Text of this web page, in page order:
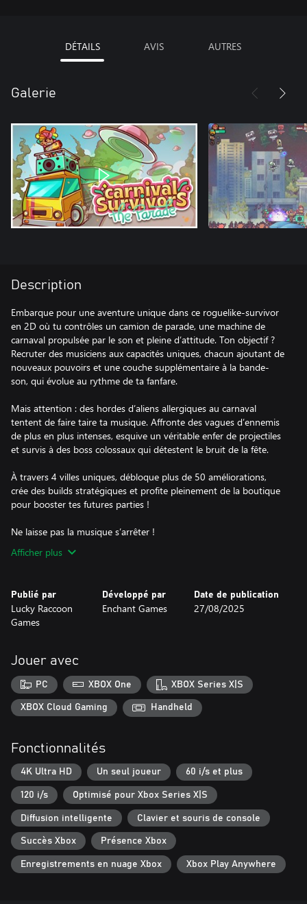
DÉTAILS AVIS AUTRES
Galerie
Description
Embarque pour une aventure unique dans ce roguelike-survivor
en 2D où tu contrôles un camion de parade, une machine de
carnaval propulsée par le son et pleine d’attitude. Ton objectif ?
Recruter des musiciens aux capacités uniques, chacun ajoutant de
nouveaux pouvoirs et une couche supplémentaire à la bande-
son, qui évolue au rythme de ta fanfare.
Mais attention : des hordes d’aliens allergiques au carnaval
tentent de faire taire ta musique. Affronte des vagues d’ennemis
de plus en plus intenses, esquive un véritable enfer de projectiles
et survis à des boss colossaux qui détestent le bruit de la fête.
À travers 4 villes uniques, débloque plus de 50 améliorations,
crée des builds stratégiques et profite pleinement de la boutique
pour booster tes futures parties !
Ne laisse pas la musique s’arrêter !
Afficher plus
Publié par
Lucky Raccoon
Games
Développé par
Enchant Games
Date de publication
27/08/2025
Jouer avec
PC XBOX One XBOX Series X|S
XBOX Cloud Gaming Handheld
Fonctionnalités
4K Ultra HD Un seul joueur 60 i/s et plus
120 i/s Optimisé pour Xbox Series X|S
Diffusion intelligente Clavier et souris de console
Succès Xbox Présence Xbox
Enregistrements en nuage Xbox Xbox Play Anywhere